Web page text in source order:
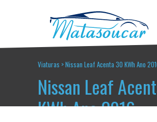
Viaturas >Nissan Leaf Acenta 30 KWh Ano
Nissan Leaf
KWh Ano 2016